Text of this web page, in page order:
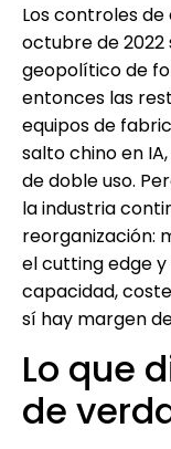
Los controles
octubre de
geopolítico de
entonces las
equipos de
salto chino en
de doble uso.
la industria
reorganización:
el cutting edge
capacidad,
sí hay margen
Lo que
de